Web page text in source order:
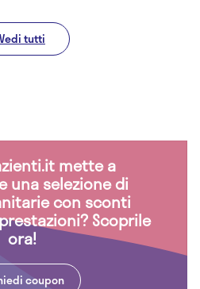
Vedi tutti
mette a
una selezione di
con sconti
Scoprile
ora!
coupon